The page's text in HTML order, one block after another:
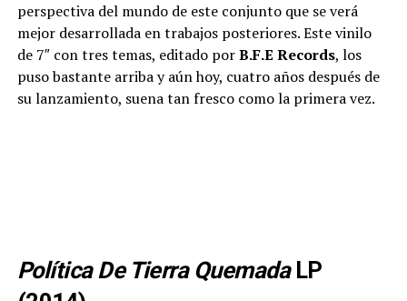
perspectiva del mundo de este conjunto que se verá
mejor desarrollada en trabajos posteriores. Este vinilo
de 7″ con tres temas, editado porB.F.E Records, los
puso bastante arriba y aún hoy, cuatro años después de
su lanzamiento, suena tan fresco como la primera vez.
Política De Tierra Quemada LP